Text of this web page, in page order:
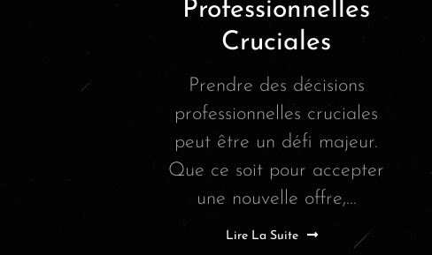
Professionnelles
Cruciales
Prendre des décisions
professionnelles cruciales
peut être un défi majeur.
Que ce soit pour accepter
une nouvelle offre,...
Lire La Suite